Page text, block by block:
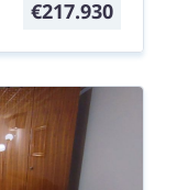
€217.930